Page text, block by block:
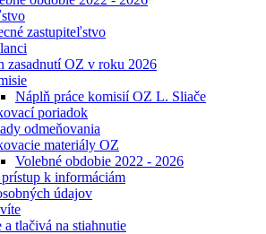
zastupiteľstvo
zasadnutí OZ v roku 2026
Náplň práce komisií OZ L. Sliače
poriadok
odmeňovania
materiály OZ
Volebné obdobie 2022 - 2026
k informáciám
údajov
a tlačivá na stiahnutie